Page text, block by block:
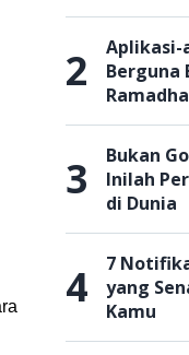
2
Aplikasi-
Berguna
3
Bukan
Inilah
di Dunia
4
7
yang
Kamu